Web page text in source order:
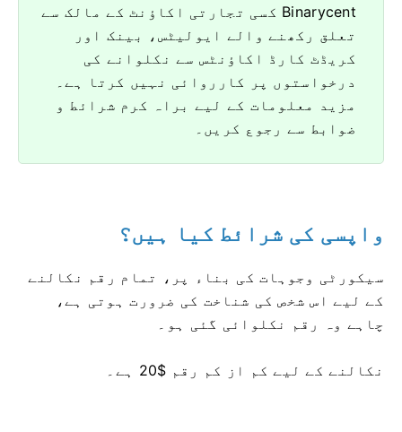
گیا تھا۔ سیکورٹی وجوہات کی بنا پر،
Binarycent کسی تجارتی اکاؤنٹ کے مالک سے
تعلق رکھنے والے ایولیٹس، بینک اور
کریڈٹ کارڈ اکاؤنٹس سے نکلوانے کی
درخواستوں پر کارروائی نہیں کرتا ہے۔
مزید معلومات کے لیے براہ کرم شرائط و
واپسی کی شرائط کیا ہیں؟
سیکورٹی وجوہات کی بناء پر، تمام رقم نکالنے
کے لیے اس شخص کی شناخت کی ضرورت ہوتی ہے،